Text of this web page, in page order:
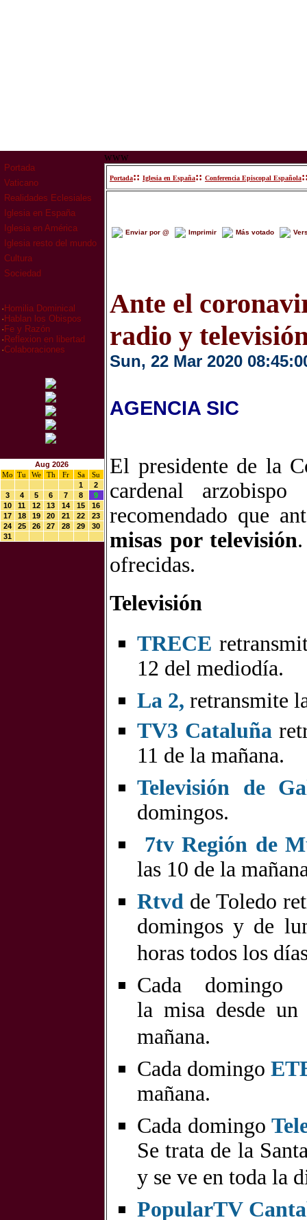
Portada
Vaticano
Realidades Eclesiales
Iglesia en España
Iglesia en América
Iglesia resto del mundo
Cultura
Sociedad
· Homilia Dominical
· Hablan los Obispos
· Fe y Razón
· Reflexion en libertad
·Colaboraciones
Aug 2026
Mo
Tu We Th Fr Sa
Su
1
2
3
4 5 6 7 8
9
10
11 12 13 14 15
16
17
18 19 20 21 22
23
24
25 26 27 28 29
30
31
www
Portada:: Iglesia en España:: Conferencia Episcopal Española
Enviar por @ Imprimir Más votado
Ante el
radio y
Sun, 22 Mar 2020
AGENCIA SIC
El presidente de la
cardenal
recomendado que
misas por televisión
ofrecidas.
Televisión
TRECE
12 del mediodía.
La 2, retransmite
TV3 Cataluña
11 de la mañana.
Televisión de
domingos.
7tv Región de
las 10 de la
Rtvd de Toledo
domingos y de
horas todos los
Cada domingo
la misa desde
mañana.
Cada domingo
mañana.
Cada domingo
Se trata de la
y se ve en toda la
PopularTV